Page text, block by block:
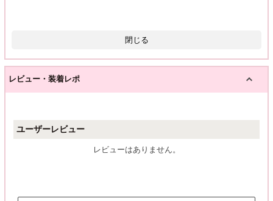
閉じる
レビュー・装着レポ
ユーザーレビュー
レビューはありません。